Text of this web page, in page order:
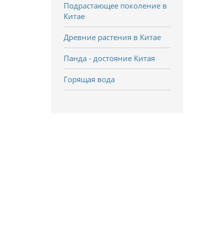
Подрастающее поколение в
Китае
Древние растения в Китае
Панда - достояние Китая
Горящая вода